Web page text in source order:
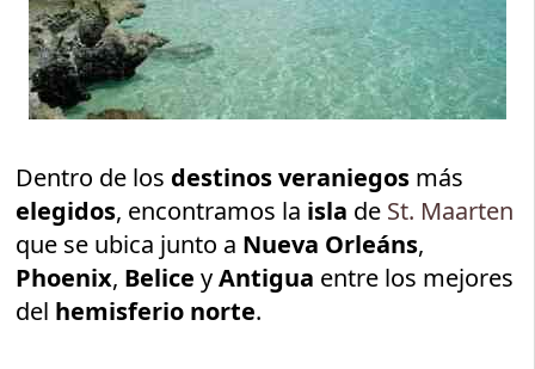
Dentro de los destinos veraniegos más
elegidos, encontramos la isla de St. Maarten
que se ubica junto a Nueva Orleáns,
Phoenix, BeliceyAntigua entre los mejores
del hemisferio norte.